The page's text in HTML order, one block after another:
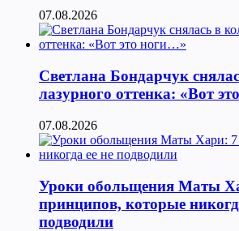
07.08.2026
Светлана Бондарчук
лазурного оттенка: «Вот
07.08.2026
Уроки обольщения Маты
принципов, которые
подводили